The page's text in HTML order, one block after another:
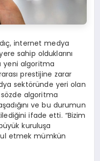
internet medya
sahip olduklarını
yeni algoritma
prestijine zarar
sektöründe yeri olan
sözde algoritma
ve bu durumun
ifade etti. “Bizim
kuruluşa
etmek mümkün